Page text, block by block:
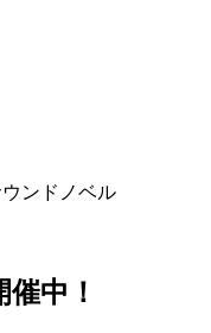
ンドノベル
中！